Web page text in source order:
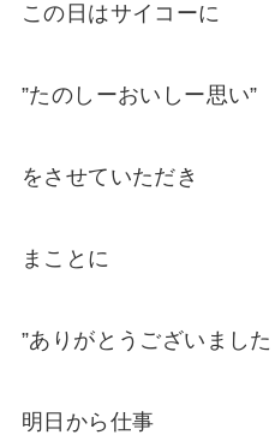
この日はサイコーに
”たのしーおいしー思い”
をさせていただき
まことに
”ありがとうございました
明日から仕事